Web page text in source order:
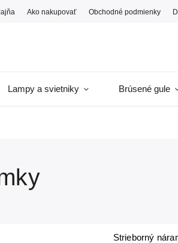
Ako nakupovať Obchodné podmienky
Lampy a svietniky Brúsené gule
Strieborný